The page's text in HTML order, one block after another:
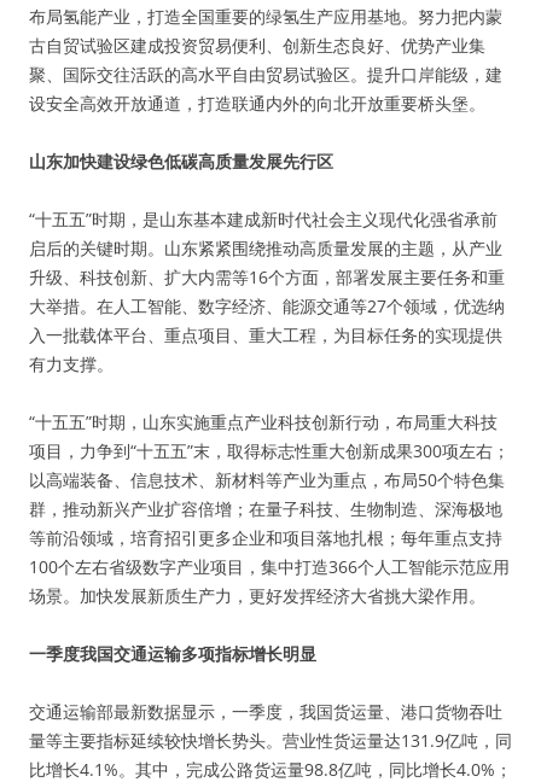
布局氢能产业，打造全国重要的绿氢生产应用基地。努力把内蒙
古自贸试验区建成投资贸易便利、创新生态良好、优势产业集
聚、国际交往活跃的高水平自由贸易试验区。提升口岸能级，建
设安全高效开放通道，打造联通内外的向北开放重要桥头堡。
山东加快建设绿色低碳高质量发展先行区
“十五五”时期，是山东基本建成新时代社会主义现代化强省承前
启后的关键时期。山东紧紧围绕推动高质量发展的主题，从产业
升级、科技创新、扩大内需等16个方面，部署发展主要任务和重
大举措。在人工智能、数字经济、能源交通等27个领域，优选纳
入一批载体平台、重点项目、重大工程，为目标任务的实现提供
有力支撑。
“十五五”时期，山东实施重点产业科技创新行动，布局重大科技
项目，力争到“十五五”末，取得标志性重大创新成果300项左右；
以高端装备、信息技术、新材料等产业为重点，布局50个特色集
群，推动新兴产业扩容倍增；在量子科技、生物制造、深海极地
等前沿领域，培育招引更多企业和项目落地扎根；每年重点支持
100个左右省级数字产业项目，集中打造366个人工智能示范应用
场景。加快发展新质生产力，更好发挥经济大省挑大梁作用。
一季度我国交通运输多项指标增长明显
交通运输部最新数据显示，一季度，我国货运量、港口货物吞吐
量等主要指标延续较快增长势头。营业性货运量达131.9亿吨，同
比增长4.1%。其中，完成公路货运量98.8亿吨，同比增长4.0%；